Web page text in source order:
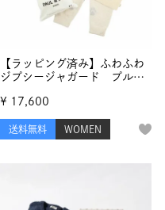
【ラッピング済み】ふわふわ
ジプシージャガード プルオ
ガード ロングパンツ＆コッ
トンバッグ クリスマスセッ
ト
¥ 17,600
送料無料 WOMEN